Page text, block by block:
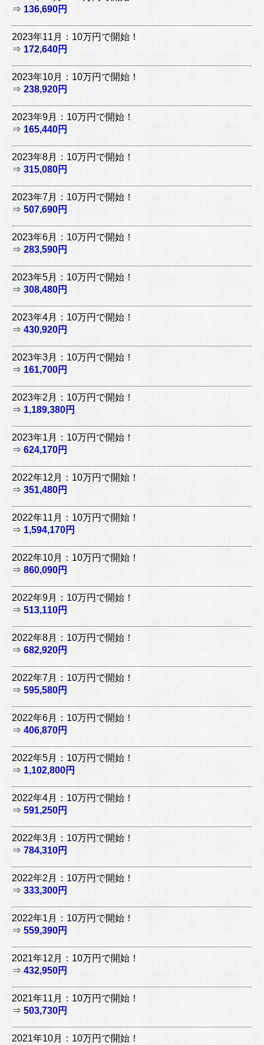
⇒ 136,690円
2023年11月：10万円で開始！
⇒ 172,640円
2023年10月：10万円で開始！
⇒ 238,920円
2023年9月：10万円で開始！
⇒ 165,440円
2023年8月：10万円で開始！
⇒ 315,080円
2023年7月：10万円で開始！
⇒ 507,690円
2023年6月：10万円で開始！
⇒ 283,590円
2023年5月：10万円で開始！
⇒ 308,480円
2023年4月：10万円で開始！
⇒ 430,920円
2023年3月：10万円で開始！
⇒ 161,700円
2023年2月：10万円で開始！
⇒ 1,189,380円
2023年1月：10万円で開始！
⇒ 624,170円
2022年12月：10万円で開始！
⇒ 351,480円
2022年11月：10万円で開始！
⇒ 1,594,170円
2022年10月：10万円で開始！
⇒ 860,090円
2022年9月：10万円で開始！
⇒ 513,110円
2022年8月：10万円で開始！
⇒ 682,920円
2022年7月：10万円で開始！
⇒ 595,580円
2022年6月：10万円で開始！
⇒ 406,870円
2022年5月：10万円で開始！
⇒ 1,102,800円
2022年4月：10万円で開始！
⇒ 591,250円
2022年3月：10万円で開始！
⇒ 784,310円
2022年2月：10万円で開始！
⇒ 333,300円
2022年1月：10万円で開始！
⇒ 559,390円
2021年12月：10万円で開始！
⇒ 432,950円
2021年11月：10万円で開始！
⇒ 503,730円
2021年10月：10万円で開始！